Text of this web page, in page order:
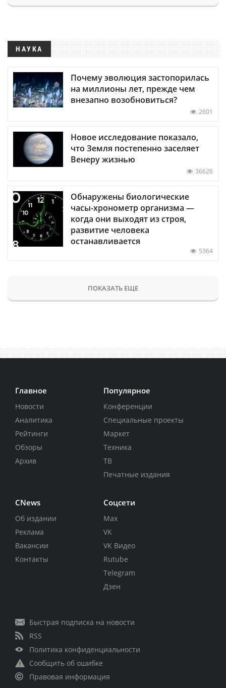
НАУКА
Почему эволюция застопорилась
на миллионы лет, прежде чем
внезапно возобновиться?
2601
Новое исследование показало,
что Земля постепенно заселяет
Венеру жизнью
36626
Обнаружены биологические
часы-хронометр организма —
когда они выходят из строя,
развитие человека
останавливается
5364
ПОКАЗАТЬ ЕЩЕ
Главное
Новости
Аналитика
Рейтинги
Обзоры
Архив
Популярное
Конференции
Специальные проекты
Маркет
Техника
ТВ
Печатные издания
CNews
Об издании
Реклама
Вакансии
Контакты
Соцсети
Max
VK
VK Видео
Rutube
Telegram
Дзен
Быстрая подписка на новости
RSS
Политика конфиденциальности
Сообщить об ошибке
Правовая информация